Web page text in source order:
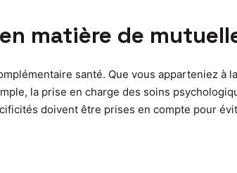
matière de
santé. Que vous apparteniez à
la prise en charge des soins
doivent être prises en compte pour